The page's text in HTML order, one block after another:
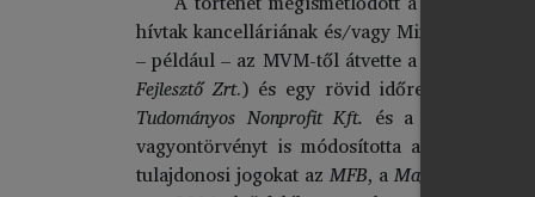
hívtak kancelláriának és/vagy
– például – az MVM-től átvette a Paksi
Fejlesztő Zrt.) és egy rövid időre az éppen
Tudományos Nonprofit Kft. és a
vagyontörvényt is módosította az
tulajdonosi jogokat az MFB, aMagyar Posta